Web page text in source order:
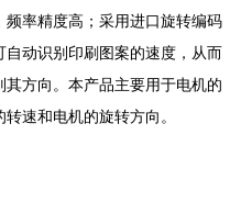
率精度高；采用进口旋转编码
动识别印刷图案的速度，从而
方向。本产品主要用于电机的
速和电机的旋转方向。